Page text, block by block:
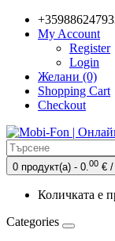
My Account
Register
Login
Желани (0)
Shopping Cart
Checkout
0 продукт(а) - 0.00 € /
Количката е
Categories